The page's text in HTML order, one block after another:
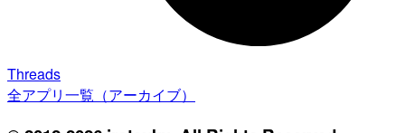
Threads
全アプリ一覧（アーカイブ）